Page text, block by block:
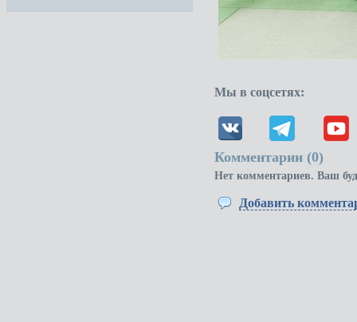
Мы в соцсетях:
Комментарии (0)
Нет комментариев. Ваш
Добавить